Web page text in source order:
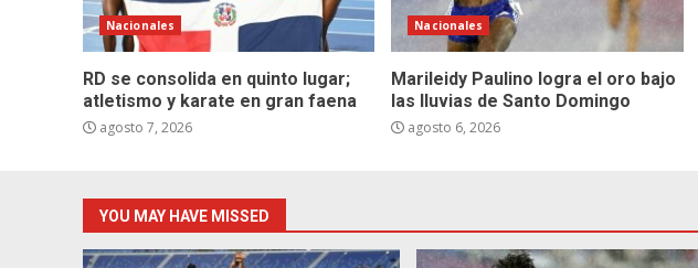
Nacionales
RD se consolida en quinto lugar;
atletismo y karate en gran faena
agosto 7, 2026
Nacionales
Marileidy Paulino logra el oro bajo
las lluvias de Santo Domingo
agosto 6, 2026
YOU MAY HAVE MISSED